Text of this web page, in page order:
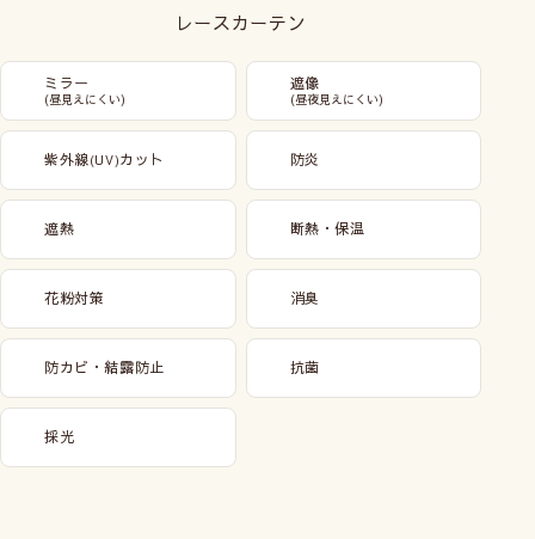
レースカーテン
ミラー
(昼見えにくい)
遮像
(昼夜見えにくい)
紫外線(UV)カット 防炎
遮熱 断熱・保温
花粉対策 消臭
防カビ・結露防止 抗菌
採光